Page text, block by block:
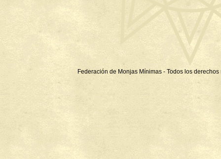
Federación de Monjas Mínimas - Todos los